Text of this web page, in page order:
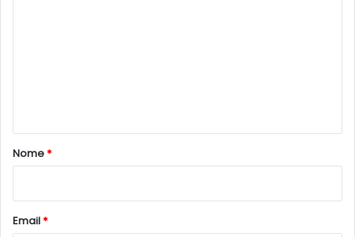
r
*
Nome*
Email*